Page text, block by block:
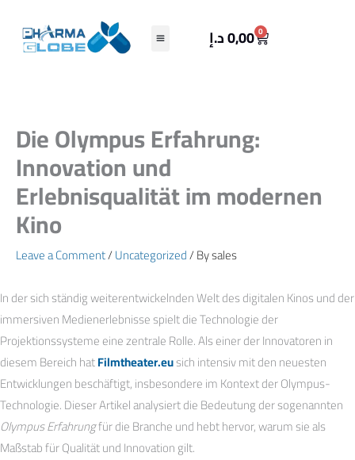
content
0,00د.إ 0
Cart
Die Olympus Erfahrung:
Innovation und
Erlebnisqualität im modernen
Kino
Leave a Comment/Uncategorized/ Bysales
In der sich ständig weiterentwickelnden Welt des digitalen Kinos und der
immersiven Medienerlebnisse spielt die Technologie der
Projektionssysteme eine zentrale Rolle. Als einer der Innovatoren in
diesem Bereich hatFilmtheater.eusich intensiv mit den neuesten
Entwicklungen beschäftigt, insbesondere im Kontext der Olympus-
Technologie. Dieser Artikel analysiert die Bedeutung der sogenannten
Olympus Erfahrungfür die Branche und hebt hervor, warum sie als
Maßstab für Qualität und Innovation gilt.